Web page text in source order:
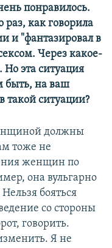
понравилось.
раз, как говорила
и "фантазировал в
Через какое-
Но эта ситуация
быть, на ваш
такой ситуации?
должны
тоже не
женщин по
она вульгарно
бояться
со стороны
говорить.
Я не